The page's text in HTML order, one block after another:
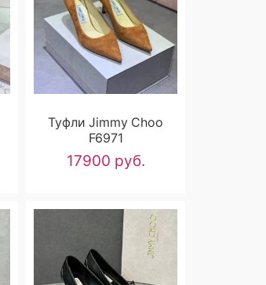
Туфли Jimmy Choo
F6971
17900 руб.